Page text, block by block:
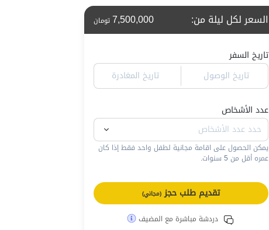
السعر لكل ليلة من:
7,500,000تومان
تاريخ السفر
تاريخ الوصول
تاريخ المغادرة
عدد الأشخاص
يمكن الحصول على اقامة مجانية لطفل واحد فقط إذا كان
عمره أقل من 5 سنوات.
تقديم طلب حجز(مجاني)
دردشة مباشرة مع المضيف